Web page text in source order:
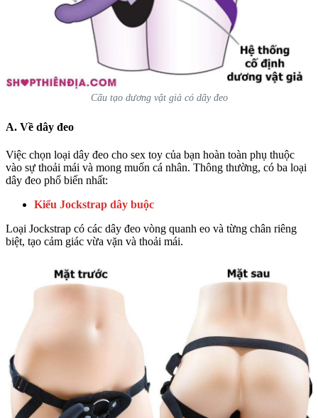
Cấu tạo dương vật giả có dây đeo
A. Về dây đeo
Việc chọn loại dây đeo cho sex toy của bạn hoàn toàn phụ thuộc
vào sự thoải mái và mong muốn cá nhân. Thông thường, có ba loại
dây đeo phổ biến nhất:
Kiểu Jockstrap dây buộc
Loại Jockstrap có các dây đeo vòng quanh eo và từng chân riêng
biệt, tạo cảm giác vừa vặn và thoải mái.